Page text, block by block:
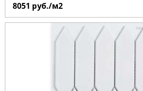
8051 руб./м2